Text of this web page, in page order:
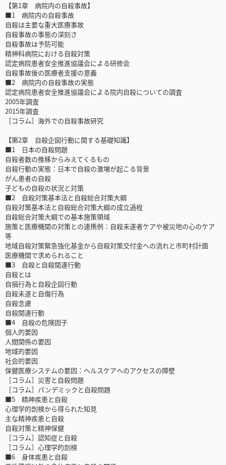
【第1章 病院内の自殺事故】
■1 病院内の自殺事故
自殺は主要な重大医療事故
自殺事故の事態の深刻さ
自殺事故は予防可能
精神科病院における自殺対策
認定病院患者安全推進協議会による研修会
自殺事故後の医療者支援の意義
■2 病院内の自殺事故の実態
認定病院患者安全推進協議会による院内自殺についての調査
2005年調査
2015年調査
［コラム］海外での自殺事故研究
【第2章 自殺企図行動に関する基礎知識】
■1 日本の自殺問題
自殺者数の推移からみえてくるもの
自殺行動の実態：日本で自殺の激増が起こる背景
がん患者の自殺
子どもの自殺の状況と対策
■2 自殺対策基本法と自殺総合対策大綱
自殺対策基本法と自殺総合対策大綱の成立過程
自殺総合対策大綱での基本施策領域
施策と医療機関の対策との連携例：自殺未遂者ケアや被災地の心のケア
等
地域自殺対策緊急強化基金から自殺対策交付金への流れと市町村計画
医療機関で求められること
■3 自殺と自殺関連行動
自殺とは
自損行為と自殺企図行動
自殺未遂と自傷行為
自殺念慮
自殺関連行動
■4 自殺の危険因子
個人的要因
人間関係の要因
地域的要因
社会的要因
保健医療システムの要因：ヘルスケアへのアクセスの障壁
［コラム］災害と自殺問題
［コラム］パンデミックと自殺問題
■5 精神疾患と自殺
心理学的剖検から得られた知見
主な精神疾患と自殺
自殺対策と精神保健
［コラム］認知症と自殺
［コラム］心理学的剖検
■6 身体疾患と自殺